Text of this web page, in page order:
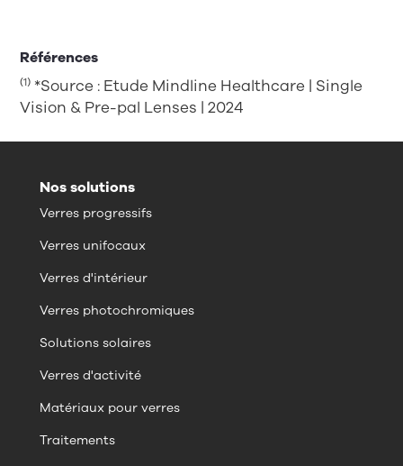
Références
(1) *Source : Etude Mindline Healthcare | Single
Vision & Pre-pal Lenses | 2024
Nos solutions
Verres progressifs
Verres unifocaux
Verres d'intérieur
Verres photochromiques
Solutions solaires
Verres d'activité
Matériaux pour verres
Traitements